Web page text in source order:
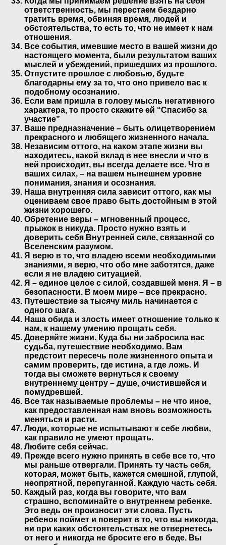
ответственность, мы перестаем бездарно
тратить время, обвиняя время, людей и
обстоятельства, то есть то, что не имеет к нам
отношения.
Все события, имевшие место в вашей жизни до
настоящего момента, были результатом ваших
мыслей и убеждений, пришедших из прошлого.
Отпустите прошлое с любовью, будьте
благодарны ему за то, что оно привело вас к
подобному осознанию.
Если вам пришла в голову мысль негативного
характера, то просто скажите ей “Спасибо за
участие”
Ваше предназначение – быть олицетворением
прекрасного и любящего жизненного начала.
Независим оттого, на каком этапе жизни вы
находитесь, какой вклад в нее внесли и что в
ней происходит, вы всегда делаете все. Что в
ваших силах, – на вашем нынешнем уровне
понимания, знания и осознания.
Наша внутренняя сила зависит оттого, как мы
оцениваем свое право быть достойным в этой
жизни хорошего.
Обретение веры – мгновенный процесс,
прыжок в никуда. Просто нужно взять и
доверить себя Внутренней силе, связанной со
Вселенским разумом.
Я верю в то, что владею всеми необходимыми
знаниями, я верю, что обо мне заботятся, даже
если я не владею ситуацией.
Я – единое целое с силой, создавшей меня. Я – в
безопасности. В моем мире – все прекрасно.
Путешествие за тысячу миль начинается с
одного шага.
Наша обида и злость имеет отношение только к
нам, к нашему умению прощать себя.
Доверяйте жизни. Куда бы ни забросила вас
судьба, путешествие необходимо. Вам
предстоит пересечь поле жизненного опыта и
самим проверить, где истина, а где ложь. И
тогда вы сможете вернуться к своему
внутреннему центру – душе, очистившейся и
помудревшей.
Все так называемые проблемы – не что иное,
как предоставленная нам вновь возможность
меняться и расти.
Люди, которые не испытывают к себе любви,
как правило не умеют прощать.
Любите себя сейчас.
Прежде всего нужно принять в себе все то, что
мы раньше отвергали. Принять ту часть себя,
которая, может быть, кажется смешной, глупой,
неопрятной, перепуганной. Каждую часть себя.
Каждый раз, когда вы говорите, что вам
страшно, вспоминайте о внутреннем ребенке.
Это ведь он произносит эти слова. Пусть
ребенок поймет и поверит в то, что вы никогда,
ни при каких обстоятельствах не отвернетесь
от него и никогда не бросите его в беде. Вы